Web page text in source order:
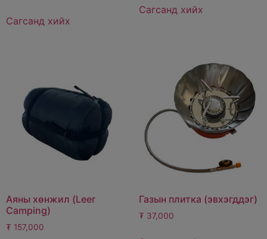
Сагсанд хийх
Сагсанд хийх
Аяны хөнжил (Leer
Camping)
₮ 157,000
Газын плитка (эвхэгддэг)
₮ 37,000